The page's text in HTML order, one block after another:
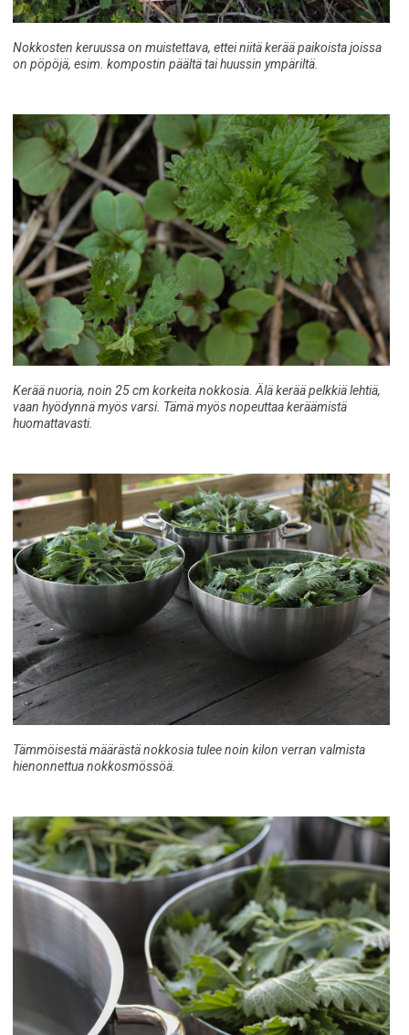
Nokkosten keruussa on muistettava, ettei niitä kerää paikoista joissa
on pöpöjä, esim. kompostin päältä tai huussin ympäriltä.
Kerää nuoria, noin 25 cm korkeita nokkosia. Älä kerää pelkkiä lehtiä,
vaan hyödynnä myös varsi. Tämä myös nopeuttaa keräämistä
huomattavasti.
Tämmöisestä määrästä nokkosia tulee noin kilon verran valmista
hienonnettua nokkosmössöä.